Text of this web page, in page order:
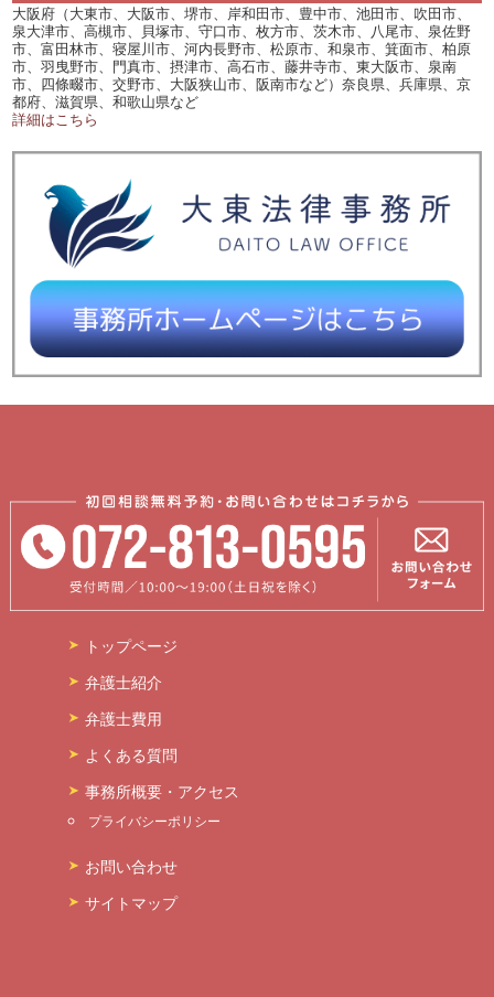
大阪府（大東市、大阪市、堺市、岸和田市、豊中市、池田市、吹田市、
泉大津市、高槻市、貝塚市、守口市、枚方市、茨木市、八尾市、泉佐野
市、富田林市、寝屋川市、河内長野市、松原市、和泉市、箕面市、柏原
市、羽曳野市、門真市、摂津市、高石市、藤井寺市、東大阪市、泉南
市、四條畷市、交野市、大阪狭山市、阪南市など）奈良県、兵庫県、京
都府、滋賀県、和歌山県など
詳細はこちら
トップページ
弁護士紹介
弁護士費用
よくある質問
事務所概要・アクセス
プライバシーポリシー
お問い合わせ
サイトマップ